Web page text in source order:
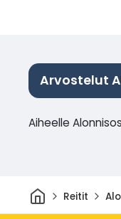
Arvostelut
Aiheelle
KotiinReitit